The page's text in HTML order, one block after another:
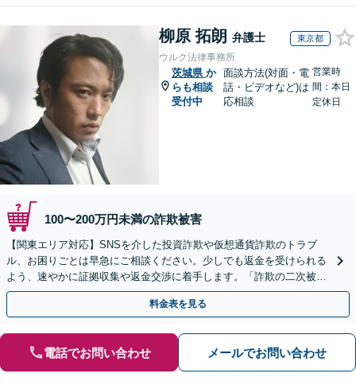
柳原 拓朗 弁護士 東京都
ウルク法律事務所
茨城県 か
らも相談
受付中
面談方法(対面・電
話・ビデオなど)は
応相談
営業時
間：本日
定休日
100〜200万円未満の詐欺被害
【関東エリア対応】SNSを介した投資詐欺や仮想通貨詐欺のトラブ
ル、お困りごとは早急にご相談ください。少しでも返金を受けられる
よう、速やかに証拠収集や返金交渉に着手します。「詐欺の二次被
害」のご相談も対応します【初回相談無料】【Web相談可】
料金表を見る
電話でお問い合わせ メールでお問い合わせ